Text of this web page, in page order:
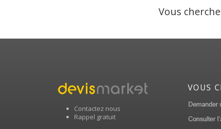
Vous
Contactez nous
Rappel gratuit
VOUS